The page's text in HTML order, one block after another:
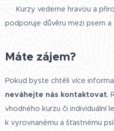
👉 Kurzy vedeme hravou a
podporuje důvěru mezi psem a
Máte zájem?
Pokud byste chtěli více
neváhejte nás kontaktovat.
vhodného kurzu či individuální
k vyrovnanému a šťastnému